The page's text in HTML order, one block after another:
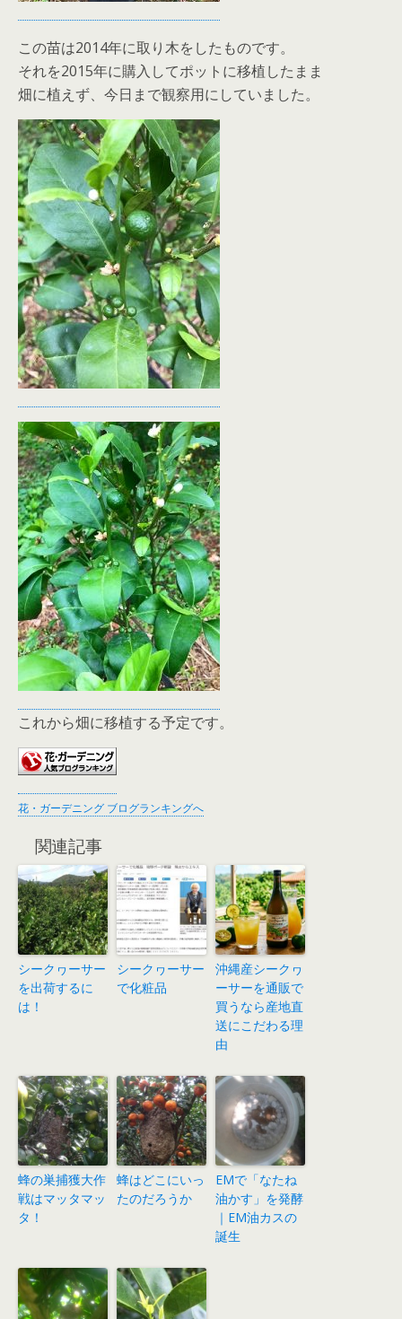
この苗は2014年に取り木をしたものです。
それを2015年に購入してポットに移植したまま
畑に植えず、今日まで観察用にしていました。
これから畑に移植する予定です。
花・ガーデニング ブログランキングへ
関連記事
シークヮーサー
を出荷するに
は！
シークヮーサー
で化粧品
沖縄産シークヮ
ーサーを通販で
買うなら産地直
送にこだわる理
由
蜂の巣捕獲大作
戦はマッタマッ
タ！
蜂はどこにいっ
たのだろうか
EMで「なたね
油かす」を発酵
｜EM油カスの
誕生